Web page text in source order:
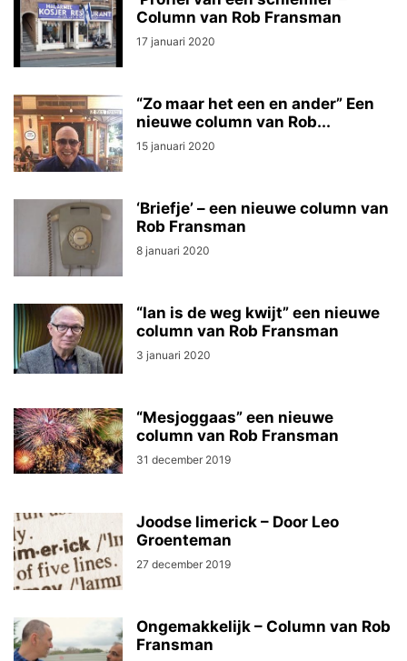
Column van Rob Fransman
17 januari 2020
“Zo maar het een en ander” Een
nieuwe column van Rob...
15 januari 2020
‘Briefje’ – een nieuwe column van
Rob Fransman
8 januari 2020
“Ian is de weg kwijt” een nieuwe
column van Rob Fransman
3 januari 2020
“Mesjoggaas” een nieuwe
column van Rob Fransman
31 december 2019
Joodse limerick – Door Leo
Groenteman
27 december 2019
Ongemakkelijk – Column van Rob
Fransman